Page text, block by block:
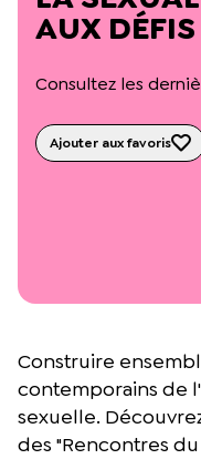
Notre
Ressources pour
Podcast 🎙️
L’équipe du Crips
AUX
Consultez les
Ajouter aux favoris
Construire
contemporains de
sexuelle.
des "Rencontres du